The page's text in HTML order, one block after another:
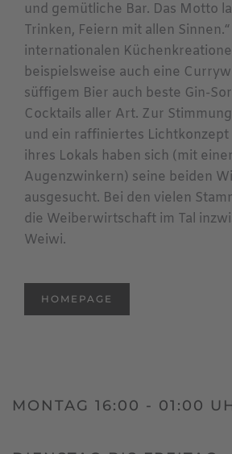
und gemütliche Bar. Das Motto
Trinken, Feiern mit allen
internationalen
beispielsweise auch eine
süffigem Bier auch beste Gin-
Cocktails aller Art. Zur
und ein raffiniertes Lichtkonzept
ihres Lokals haben sich (mit
Augenzwinkern) seine beiden
ausgesucht. Bei den vielen
die Weiberwirtschaft im Tal
Weiwi.
HOMEPAGE
MONTAG 16:00 - 01:00